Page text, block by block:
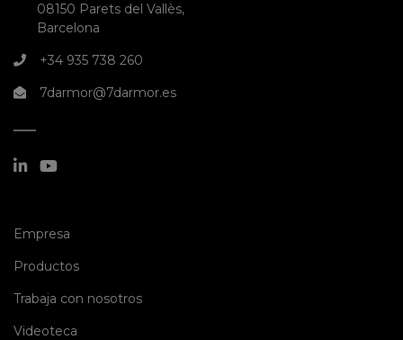
08150 Parets del Vallès,
Barcelona
+34 935 738 260
7darmor@7darmor.es
Empresa
Productos(current)
Trabaja con nosotros(current)
Videoteca